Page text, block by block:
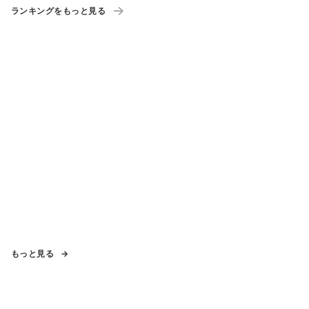
ランキングをもっと見る
もっと見る